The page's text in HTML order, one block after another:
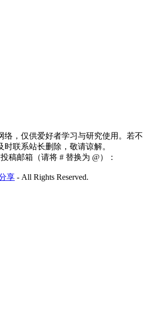
络，仅供爱好者学习与研究使用。若不
联系站长删除，敬请谅解。
稿邮箱（请将 # 替换为 @）：
享 - All Rights Reserved.